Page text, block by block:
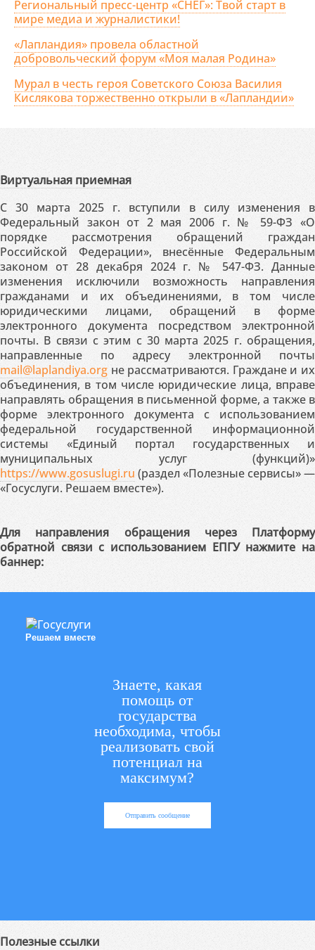
Региональный пресс-центр «СНЕГ»: Твой старт в
мире медиа и журналистики!
«Лапландия» провела областной
добровольческий форум «Моя малая Родина»
Мурал в честь героя Советского Союза Василия
Кислякова торжественно открыли в «Лапландии»
Виртуальная приемная
С 30 марта 2025 г. вступили в силу изменения в
Федеральный закон от 2 мая 2006 г. № 59-ФЗ «О
порядке рассмотрения обращений граждан
Российской Федерации», внесённые Федеральным
законом от 28 декабря 2024 г. № 547-ФЗ. Данные
изменения исключили возможность направления
гражданами и их объединениями, в том числе
юридическими лицами, обращений в форме
электронного документа посредством электронной
почты. В связи с этим с 30 марта 2025 г. обращения,
направленные по адресу электронной почты
mail@laplandiya.org не рассматриваются. Граждане и их
объединения, в том числе юридические лица, вправе
направлять обращения в письменной форме, а также в
форме электронного документа с использованием
федеральной государственной информационной
системы «Единый портал государственных и
муниципальных услуг (функций)»
https://www.gosuslugi.ru (раздел «Полезные сервисы» —
«Госуслуги. Решаем вместе»).
Для направления обращения через Платформу
обратной связи с использованием ЕПГУ нажмите на
баннер:
Решаем вместе
Знаете, какая
помощь от
государства
необходима, чтобы
реализовать свой
потенциал на
максимум?
Отправить сообщение
Полезные ссылки